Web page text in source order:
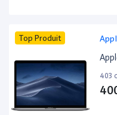
Top Produit
403